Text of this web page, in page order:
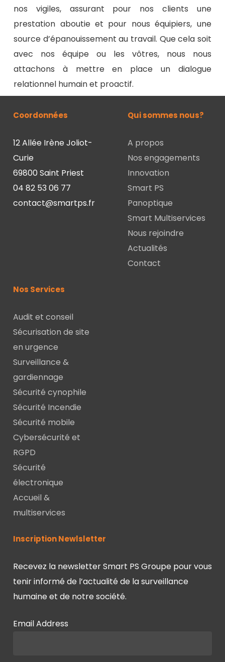
nos vigiles, assurant pour nos clients une
prestation aboutie et pour nous équipiers, une
source d’épanouissement au travail. Que cela soit
avec nos équipe ou les vôtres, nous nous
attachons à mettre en place un dialogue
relationnel humain et proactif.
Coordonnées
12 Allée Irène Joliot-
Curie
69800 Saint Priest
04 82 53 06 77
contact@smartps.fr
Qui sommes nous?
A propos
Nos engagements
Innovation
Smart PS
Panoptique
Smart Multiservices
Nous rejoindre
Actualités
Contact
Nos Services
Audit et conseil
Sécurisation de site
en urgence
Surveillance &
gardiennage
Sécurité cynophile
Sécurité Incendie
Sécurité mobile
Cybersécurité et
RGPD
Sécurité
électronique
Accueil &
multiservices
Inscription Newlsletter
Recevez la newsletter Smart PS Groupe pour vous
tenir informé de l’actualité de la surveillance
humaine et de notre société.
Email Address